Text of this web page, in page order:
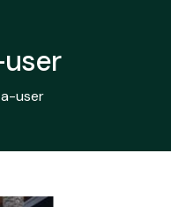
user